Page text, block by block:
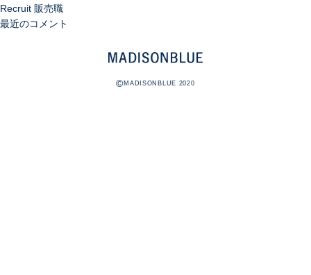
Recruit 販売職
最近のコメント
©MADISONBLUE 2020